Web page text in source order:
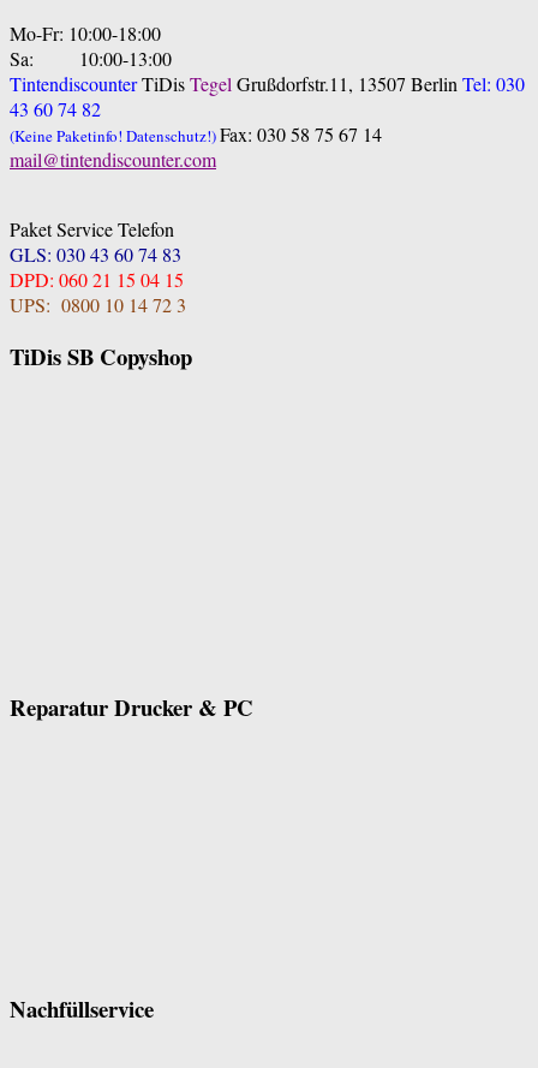
Mo-Fr: 10:00-18:00
Sa: 10:00-13:00
TintendiscounterTiDisTegelGrußdorfstr.11, 13507 BerlinTel: 030
43 60 74 82
(Keine Paketinfo! Datenschutz!)Fax: 030 58 75 67 14
mail@tintendiscounter.com
Paket Service Telefon
GLS: 030 43 60 74 83
DPD: 060 21 15 04 15
UPS: 0800 10 14 72 3
TiDis SB Copyshop
Reparatur Drucker & PC
Nachfüllservice